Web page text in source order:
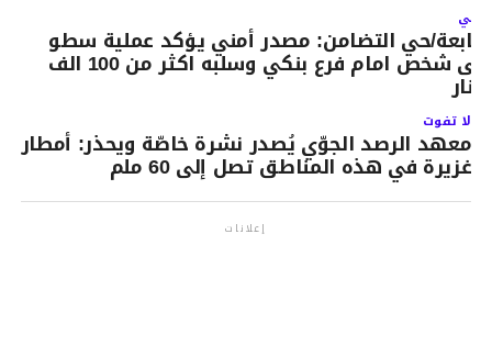
حي التضامن: مصدر أمني يؤكد عملية سطو
على شخص امام فرع بنكي وسلبه اكثر من 100 الف
لا تفوت
معهد الرصد الجوّي يُصدر نشرة خاصّة ويحذر: أمطار
غزيرة في هذه المناطق تصل إلى 60 ملم
إعلانات